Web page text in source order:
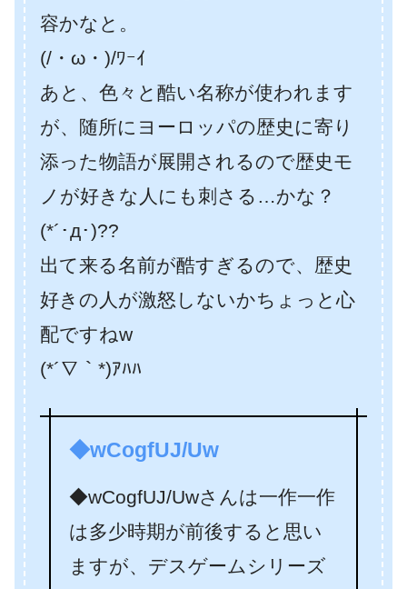
容かなと。
(/・ω・)/ﾜｰｲ
あと、色々と酷い名称が使われます
が、随所にヨーロッパの歴史に寄り
添った物語が展開されるので歴史モ
ノが好きな人にも刺さる…かな？
(*´･д･)??
出て来る名前が酷すぎるので、歴史
好きの人が激怒しないかちょっと心
配ですねw
(*´∇｀*)ｱﾊﾊ
◆wCogfUJ/Uw
◆wCogfUJ/Uwさんは一作一作
は多少時期が前後すると思い
ますが、デスゲームシリーズ